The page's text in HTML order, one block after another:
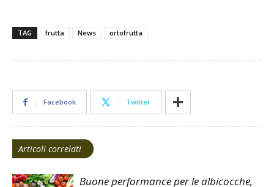
TAG frutta News ortofrutta
Facebook Twitter
Articoli correlati
Buone performance per le albicocche,